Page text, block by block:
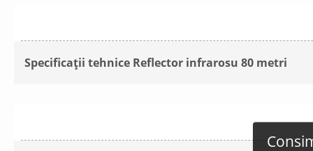
Specificații tehnice Reflector infrarosu 80 metri